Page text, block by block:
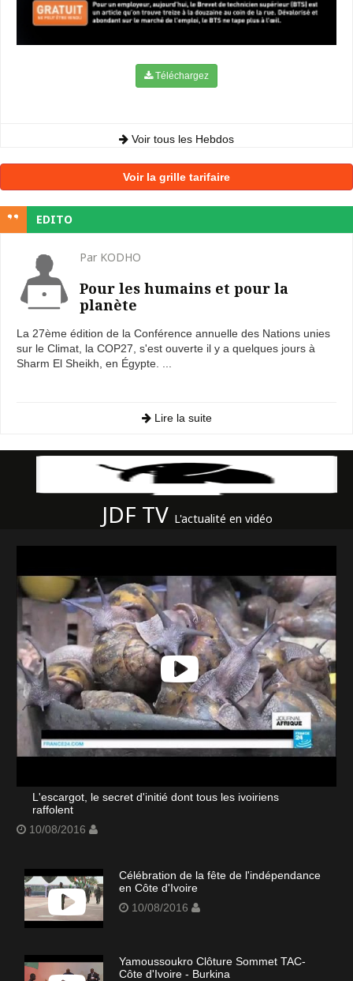
Téléchargez
Voir tous les Hebdos
Voir la grille tarifaire
EDITO
Par KODHO
Pour les humains et pour la
planète
La 27ème édition de la Conférence annuelle des Nations unies
sur le Climat, la COP27, s'est ouverte il y a quelques jours à
Sharm El Sheikh, en Égypte. ...
Lire la suite
JDF TV L'actualité en vidéo
L'escargot, le secret d'initié dont tous les ivoiriens
raffolent
10/08/2016
Célébration de la fête de l'indépendance
en Côte d'Ivoire
10/08/2016
Yamoussoukro Clôture Sommet TAC-
Côte d'Ivoire - Burkina